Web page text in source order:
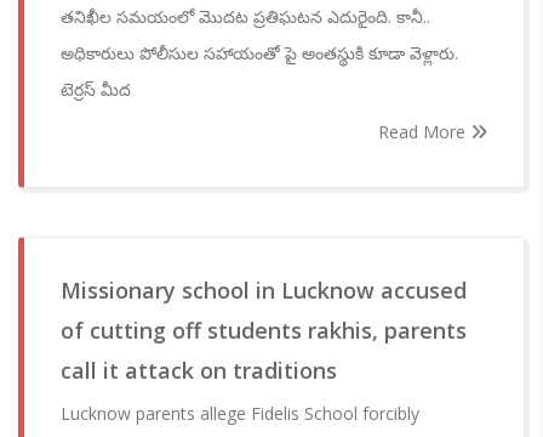
తనిఖీల సమయంలో మొదట ప్రతిఘటన ఎదురైంది. కానీ..
అధికారులు పోలీసుల సహాయంతో పై అంతస్థుకి కూడా వెళ్లారు.
టెర్రస్ మీద
Read More
Missionary school in Lucknow accused
of cutting off students rakhis, parents
call it attack on traditions
Lucknow parents allege Fidelis School forcibly